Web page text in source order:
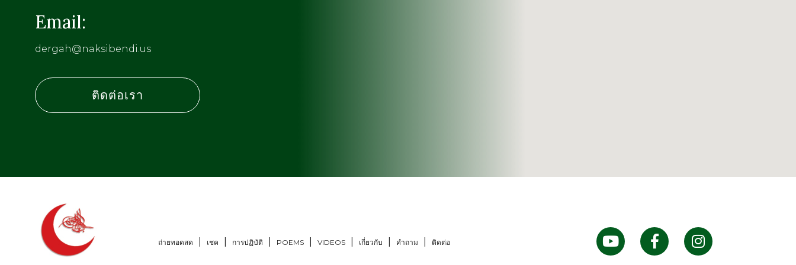
Email:
dergah@naksibendi.us
ติดต่อเรา
ถ่ายทอดสด เชค การปฏิบัติ POEMS VIDEOS เกี่ยวกับ คำถาม ติดต่อ